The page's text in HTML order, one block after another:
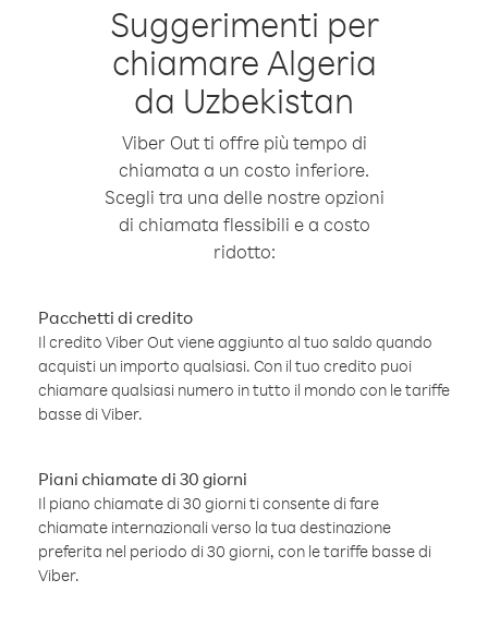
Suggerimenti per
chiamare Algeria
da Uzbekistan
Viber Out ti offre più tempo di
chiamata a un costo inferiore.
Scegli tra una delle nostre opzioni
di chiamata flessibili e a costo
ridotto:
Pacchetti di credito
Il credito Viber Out viene aggiunto al tuo saldo quando
acquisti un importo qualsiasi. Con il tuo credito puoi
chiamare qualsiasi numero in tutto il mondo con le tariffe
basse di Viber.
Piani chiamate di 30 giorni
Il piano chiamate di 30 giorni ti consente di fare
chiamate internazionali verso la tua destinazione
preferita nel periodo di 30 giorni, con le tariffe basse di
Viber.